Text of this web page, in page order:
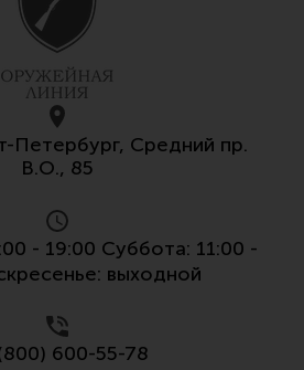
чистки
Петербург, Средний пр.
В.О., 85
- 19:00 Суббота: 11:00 -
выходной
600-55-78